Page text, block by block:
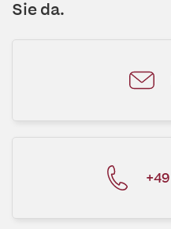
Sie da.